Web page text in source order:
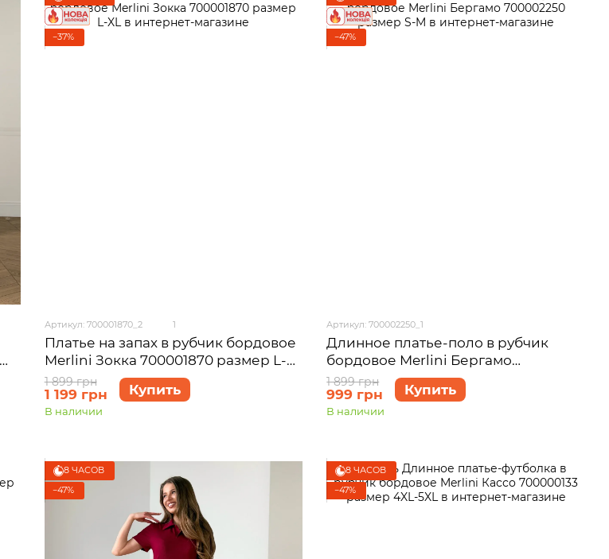
−37%
Артикул: 700001870_2 1
Платье на запах в рубчик бордовое
Merlini Зокка 700001870 размер L-
XL
1 899 грн
1 199 грн Купить
В наличии
−47%
Артикул: 700002250_1
Длинное платье-поло в рубчик
бордовое Merlini Бергамо
700002250 размер S-M
1 899 грн
999 грн Купить
В наличии
8 ЧАСОВ
−47%
8 ЧАСОВ
−47%